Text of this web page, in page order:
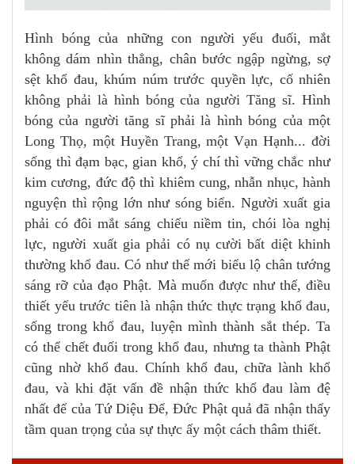
Hình bóng của những con người yếu đuối, mắt
không dám nhìn thẳng, chân bước ngập ngừng, sợ
sệt khổ đau, khúm núm trước quyền lực, cố nhiên
không phải là hình bóng của người Tăng sĩ. Hình
bóng của người tăng sĩ phải là hình bóng của một
Long Thọ, một Huyền Trang, một Vạn Hạnh... đời
sống thì đạm bạc, gian khổ, ý chí thì vững chắc như
kim cương, đức độ thì khiêm cung, nhẫn nhục, hành
nguyện thì rộng lớn như sóng biển. Người xuất gia
phải có đôi mắt sáng chiếu niềm tin, chói lòa nghị
lực, người xuất gia phải có nụ cười bất diệt khinh
thường khổ đau. Có như thế mới biểu lộ chân tướng
sáng rỡ của đạo Phật. Mà muốn được như thế, điều
thiết yếu trước tiên là nhận thức thực trạng khổ đau,
sống trong khổ đau, luyện mình thành sắt thép. Ta
có thể chết đuối trong khổ đau, nhưng ta thành Phật
cũng nhờ khổ đau. Chính khổ đau, chữa lành khổ
đau, và khi đặt vấn đề nhận thức khổ đau làm đệ
nhất đế của Tứ Diệu Ðế, Đức Phật quả đã nhận thấy
tầm quan trọng của sự thực ấy một cách thâm thiết.